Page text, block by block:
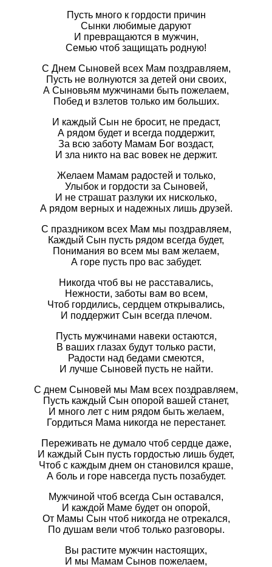
Пусть много к гордости причин
Сынки любимые даруют
И превращаются в мужчин,
Семью чтоб защищать родную!
С Днем Сыновей всех Мам поздравляем,
Пусть не волнуются за детей они своих,
А Сыновьям мужчинами быть пожелаем,
Побед и взлетов только им больших.
И каждый Сын не бросит, не предаст,
А рядом будет и всегда поддержит,
За всю заботу Мамам Бог воздаст,
И зла никто на вас вовек не держит.
Желаем Мамам радостей и только,
Улыбок и гордости за Сыновей,
И не страшат разлуки их нисколько,
А рядом верных и надежных лишь друзей.
С праздником всех Мам мы поздравляем,
Каждый Сын пусть рядом всегда будет,
Понимания во всем мы вам желаем,
А горе пусть про вас забудет.
Никогда чтоб вы не расставались,
Нежности, заботы вам во всем,
Чтоб гордились, сердцем открывались,
И поддержит Сын всегда плечом.
Пусть мужчинами навеки остаются,
В ваших глазах будут только расти,
Радости над бедами смеются,
И лучше Сыновей пусть не найти.
С днем Сыновей мы Мам всех поздравляем,
Пусть каждый Сын опорой вашей станет,
И много лет с ним рядом быть желаем,
Гордиться Мама никогда не перестанет.
Переживать не думало чтоб сердце даже,
И каждый Сын пусть гордостью лишь будет,
Чтоб с каждым днем он становился краше,
А боль и горе навсегда пусть позабудет.
Мужчиной чтоб всегда Сын оставался,
И каждой Маме будет он опорой,
От Мамы Сын чтоб никогда не отрекался,
По душам вели чтоб только разговоры.
Вы растите мужчин настоящих,
И мы Мамам Сынов пожелаем,